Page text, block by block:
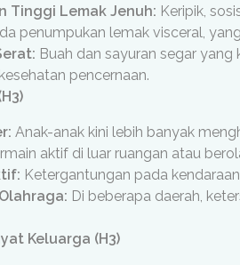
Tinggi Lemak Jenuh: Keripik,
penumpukan lemak visceral,
Buah dan sayuran segar
pencernaan.
Anak-anak kini lebih banyak
aktif di luar ruangan atau
Ketergantungan pada
Di beberapa daerah,
Keluarga (H3)